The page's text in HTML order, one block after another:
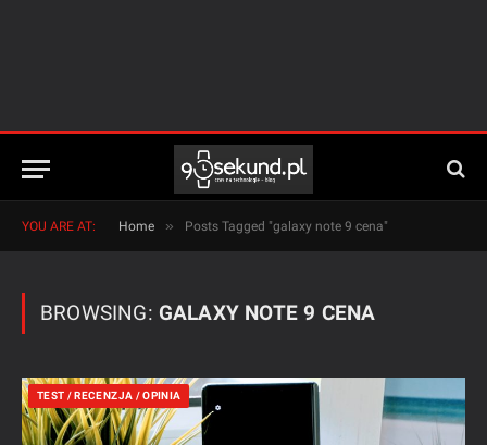
YOU ARE AT: Home » Posts Tagged "galaxy note 9 cena"
BROWSING: GALAXY NOTE 9 CENA
TEST / RECENZJA / OPINIA